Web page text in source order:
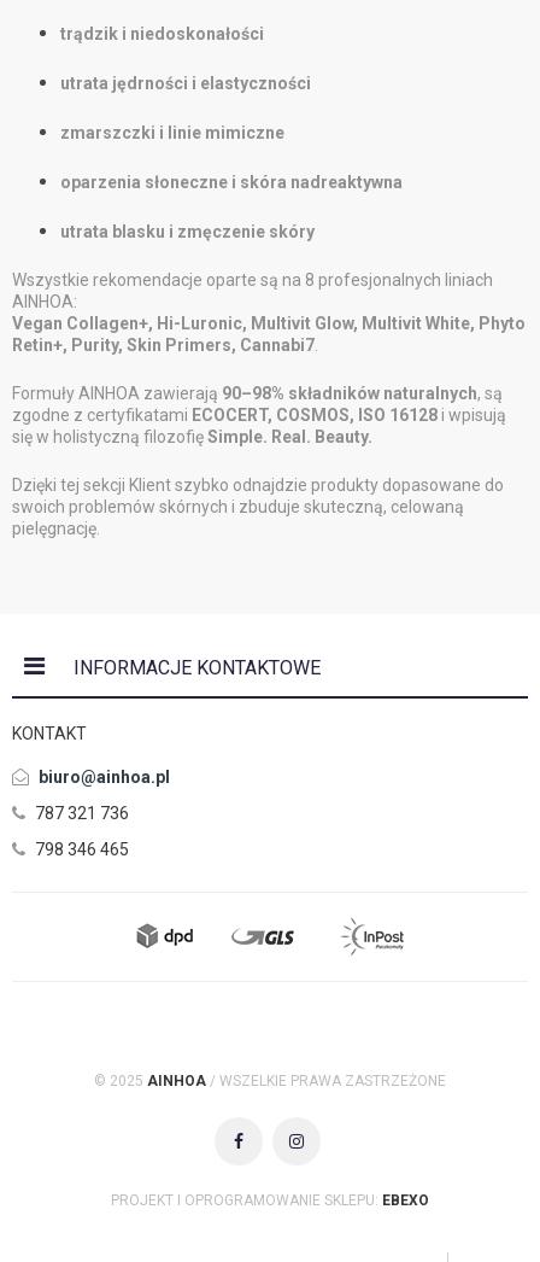
trądzik i niedoskonałości
utrata jędrności i elastyczności
zmarszczki i linie mimiczne
oparzenia słoneczne i skóra nadreaktywna
utrata blasku i zmęczenie skóry
Wszystkie rekomendacje oparte są na 8 profesjonalnych liniach
AINHOA:
Vegan Collagen+, Hi-Luronic, Multivit Glow, Multivit White, Phyto
Retin+, Purity, Skin Primers, Cannabi7
Formuły AINHOA zawierają 90–98% składników naturalnych, są
zgodne z certyfikatami ECOCERT, COSMOS, ISO 16128i wpisują
się w holistyczną filozofięSimple. Real. Beauty.
Dzięki tej sekcji Klient szybko odnajdzie produkty dopasowane do
swoich problemów skórnych i zbuduje skuteczną, celowaną
pielęgnację.
INFORMACJE KONTAKTOWE
KONTAKT
biuro@ainhoa.pl
787 321 736
798 346 465
© 2025 AINHOA / WSZELKIE PRAWA ZASTRZEŻONE
PROJEKT I OPROGRAMOWANIE SKLEPU: EBEXO